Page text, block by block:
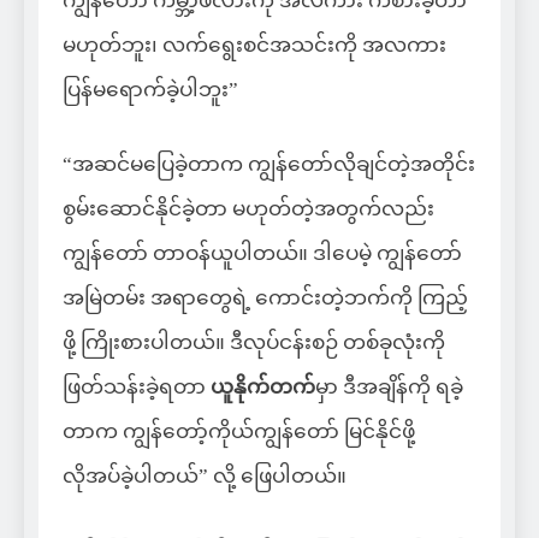
မဟုတ်ဘူး၊ လက်ရွေးစင်အသင်းကို အလကား
ပြန်မရောက်ခဲ့ပါဘူး”
“အဆင်မပြေခဲ့တာက ကျွန်တော်လိုချင်တဲ့အတိုင်း
စွမ်းဆောင်နိုင်ခဲ့တာ မဟုတ်တဲ့အတွက်လည်း
ကျွန်တော် တာဝန်ယူပါတယ်။ ဒါပေမဲ့ ကျွန်တော်
အမြဲတမ်း အရာတွေရဲ့ ကောင်းတဲ့ဘက်ကို ကြည့်
ဖို့ ကြိုးစားပါတယ်။ ဒီလုပ်ငန်းစဉ် တစ်ခုလုံးကို
ဖြတ်သန်းခဲ့ရတာ ယူနိုက်တက်မှာ ဒီအချိန်ကို ရခဲ့
တာက ကျွန်တော့်ကိုယ်ကျွန်တော် မြင်နိုင်ဖို့
လိုအပ်ခဲ့ပါတယ်” လို့ ဖြေပါတယ်။